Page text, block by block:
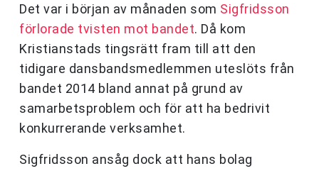
Det var i början av månaden som Sigfridsson
förlorade tvisten mot bandet. Då kom
Kristianstads tingsrätt fram till att den
tidigare dansbandsmedlemmen uteslöts från
bandet 2014 bland annat på grund av
samarbetsproblem och för att ha bedrivit
konkurrerande verksamhet.
Sigfridsson ansåg dock att hans bolag